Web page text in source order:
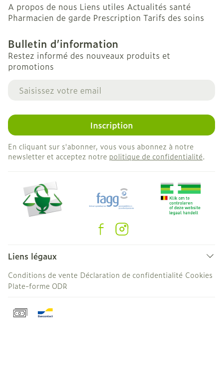
A propos de nous Liens utiles Actualités santé
Pharmacien de garde Prescription Tarifs des soins
Bulletin d’information
Restez informé des nouveaux produits et
promotions
Adresse mail
Inscription
En cliquant sur s'abonner, vous vous abonnez à notre
newsletter et acceptez notre politique de confidentialité.
Liens légaux
Conditions de vente Déclaration de confidentialité Cookies
Plate-forme ODR